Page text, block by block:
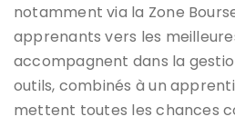
notamment via la Zone
apprenants vers les
accompagnent dans la
outils, combinés à un
mettent toutes les chances